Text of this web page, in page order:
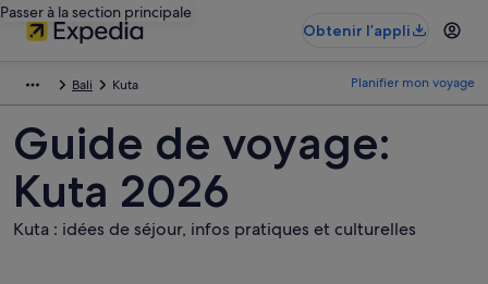
Passer à la section principale
Obtenir l’appli
Bali Kuta Planifier mon voyage
Guide de voyage:
Kuta 2026
Kuta : idées de séjour, infos pratiques et culturelles